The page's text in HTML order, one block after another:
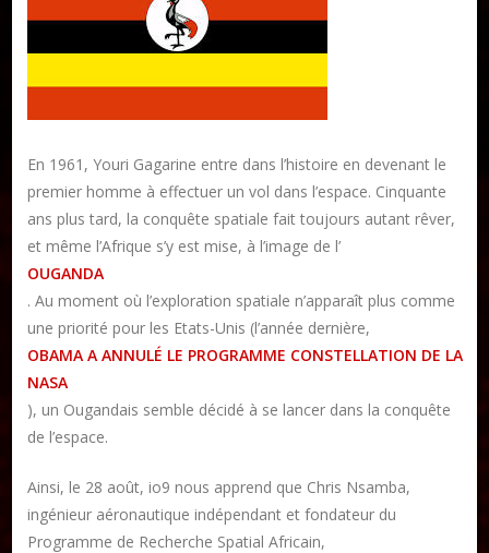
Charte
Collections
Formation en Édition Numérique
Les ateliers d’écriture littéraire
Mame Hulo
Publier un article
En 1961, Youri Gagarine entre dans l’histoire en devenant le
premier homme à effectuer un vol dans l’espace. Cinquante
ans plus tard, la conquête spatiale fait toujours autant rêver,
et même l’Afrique s’y est mise, à l’image de l’
OUGANDA
. Au moment où l’exploration spatiale n’apparaît plus comme
une priorité pour les Etats-Unis (l’année dernière,
OBAMA A ANNULÉ LE PROGRAMME CONSTELLATION DE LA
NASA
), un Ougandais semble décidé à se lancer dans la conquête
de l’espace.
Ainsi, le 28 août, io9 nous apprend que Chris Nsamba,
ingénieur aéronautique indépendant et fondateur du
Programme de Recherche Spatial Africain,